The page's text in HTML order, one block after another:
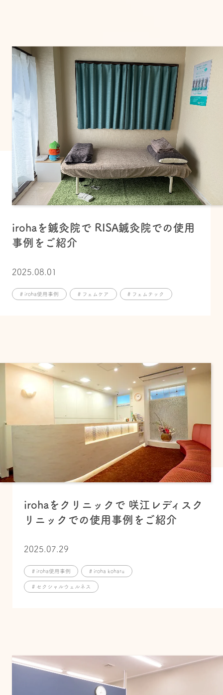
irohaを鍼灸院で RISA鍼灸院での使用
事例をご紹介
2025.08.01
# iroha使用事例 # フェムケア # フェムテック
irohaをクリニックで 咲江レディスク
リニックでの使用事例をご紹介
2025.07.29
# iroha使用事例 # iroha koharu
# セクシャルウェルネス